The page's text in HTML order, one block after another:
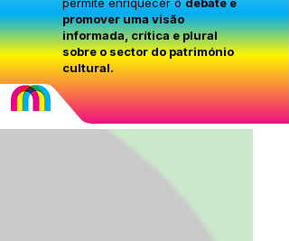
promover uma visão
informada, crítica e plural
sobre o sector do património
cultural.